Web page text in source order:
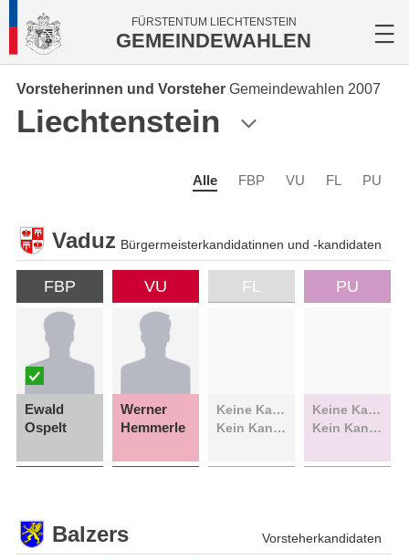
FÜRSTENTUM LIECHTENSTEIN
GEMEINDEWAHLEN
Vorsteherinnen und Vorsteher Gemeindewahlen 2007
Liechtenstein
Alle FBP VU FL PU
Vaduz Bürgermeisterkandidatinnen und -kandidaten
FBP
Ewald
Ospelt
VU
Werner
Hemmerle
FL
Keine Kandidatin
Kein Kandidat
PU
Keine Kandidatin
Kein Kandidat
Balzers Vorsteherkandidaten